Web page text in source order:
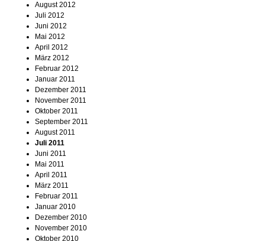
August 2012
Juli 2012
Juni 2012
Mai 2012
April 2012
März 2012
Februar 2012
Januar 2011
Dezember 2011
November 2011
Oktober 2011
September 2011
August 2011
Juli 2011
Juni 2011
Mai 2011
April 2011
März 2011
Februar 2011
Januar 2010
Dezember 2010
November 2010
Oktober 2010